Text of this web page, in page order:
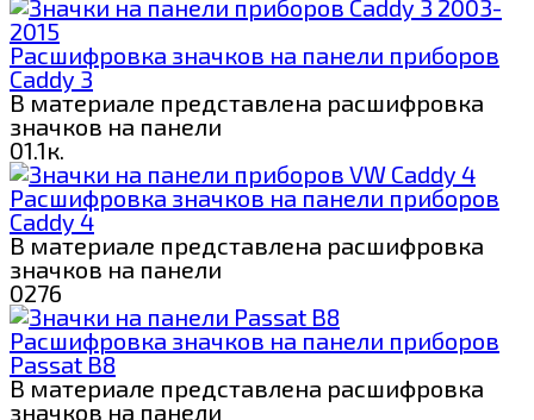
Расшифровка значков на панели приборов
Caddy 3
В материале представлена расшифровка
значков на панели
01.1к.
Расшифровка значков на панели приборов
Caddy 4
В материале представлена расшифровка
значков на панели
0276
Расшифровка значков на панели приборов
Passat B8
В материале представлена расшифровка
значков на панели